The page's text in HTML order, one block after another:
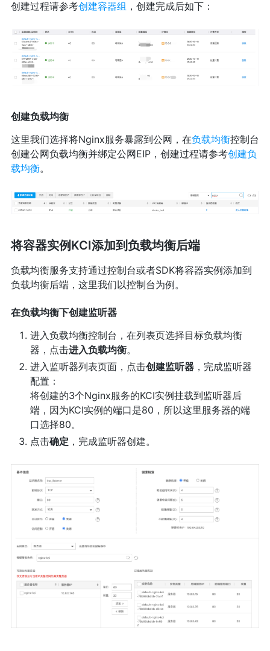
创建过程请参考创建容器组 ，创建完成后如下：
创建负载均衡
这里我们选择将Nginx服务暴露到公网，在负载均衡控制台
创建公网负载均衡并绑定公网EIP，创建过程请参考创建负
载均衡。
将容器实例KCI添加到负载均衡后端
负载均衡服务支持通过控制台或者SDK将容器实例添加到
负载均衡后端，这里我们以控制台为例。
在负载均衡下创建监听器
进入负载均衡控制台，在列表页选择目标负载均衡
器，点击进入负载均衡。
进入监听器列表页面，点击创建监听器，完成监听器
配置：
将创建的3个Nginx服务的KCI实例挂载到监听器后
端，因为KCI实例的端口是80，所以这里服务器的端
口选择80。
点击确定 ，完成监听器创建。